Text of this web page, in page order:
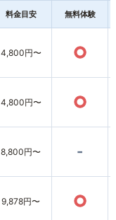
料金目安 無料体験
4,800円〜 ○
4,800円〜 ○
8,800円〜 -
9,878円〜 ○